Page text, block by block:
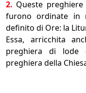
2. Queste
furono ordinate in
definito di Ore: la
Essa, arricchita
preghiera di lode
preghiera della